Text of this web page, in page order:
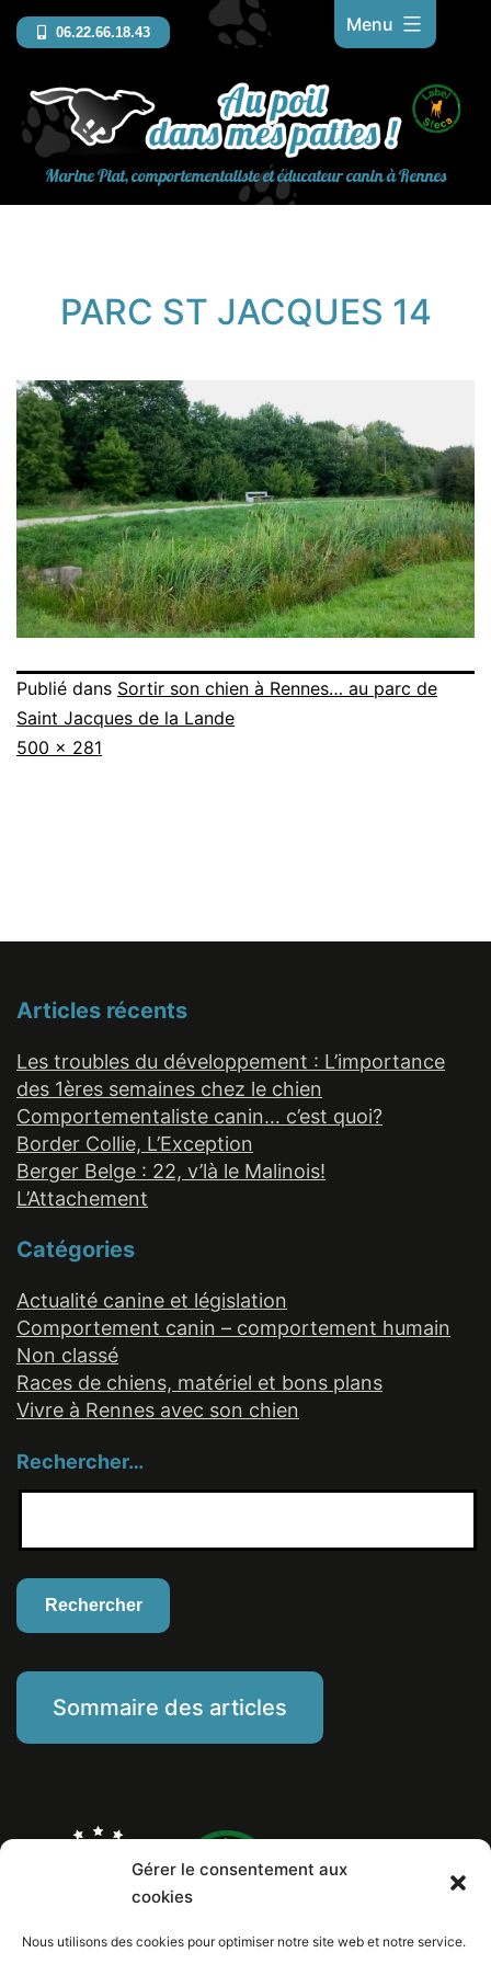
Gérer le consentement aux
cookies
Nous utilisons des cookies pour optimiser notre site web et notre service.
Aller
au
contenu
Marine Piat, comportementaliste et éducateur canin à Rennes
Menu
06.22.66.18.43
PARC ST JACQUES 14
Publié dans Sortir son chien à Rennes… au parc de
Saint Jacques de la Lande
Taille
500 × 281
Articles récents
Les troubles du développement : L’importance
des 1ères semaines chez le chien
Comportementaliste canin… c’est quoi?
Border Collie, L’Exception
Berger Belge : 22, v’là le Malinois!
L’Attachement
Catégories
Actualité canine et législation
Comportement canin – comportement humain
Non classé
Races de chiens, matériel et bons plans
Vivre à Rennes avec son chien
Rechercher…
Sommaire des articles